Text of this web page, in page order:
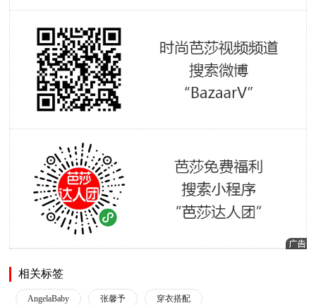
相关标签
AngelaBaby 张馨予 穿衣搭配